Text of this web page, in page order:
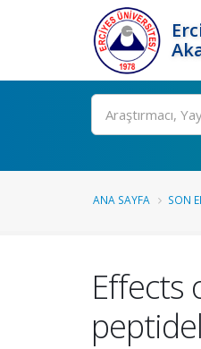
Ara
ANA SAYFA SON
Effects